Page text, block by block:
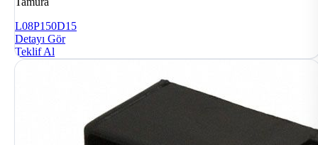
L08P150D15
Detayı Gör
Teklif Al